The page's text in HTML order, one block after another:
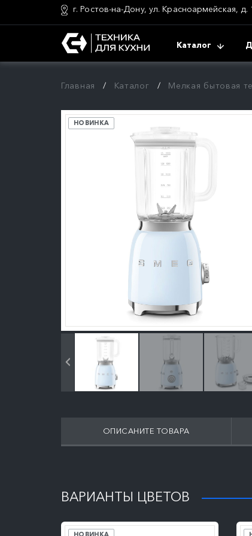
г. Ростов-на-Дону, ул. Красноармейская, д.
Каталог
Главная Каталог Мелкая бытовая
НОВИНКА
ОПИСАНИТЕ ТОВАРА
ВАРИАНТЫ ЦВЕТОВ